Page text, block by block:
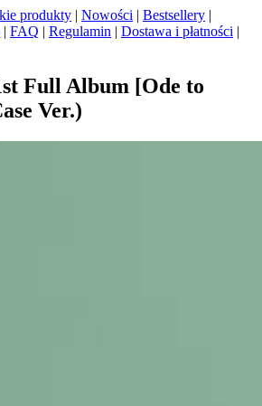
produkty | Nowości | Bestsellery |
| FAQ | Regulamin | Dostawa i płatności |
Full Album [Ode to
Ver.)